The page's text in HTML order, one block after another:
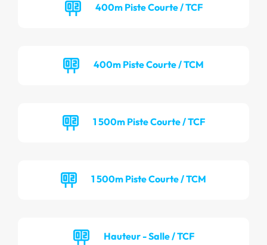
400m Piste Courte / TCF
400m Piste Courte / TCM
1 500m Piste Courte / TCF
1 500m Piste Courte / TCM
Hauteur - Salle / TCF